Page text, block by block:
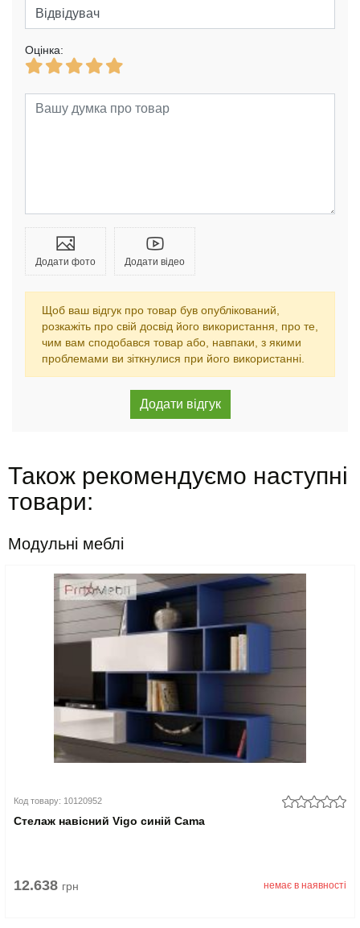
Оцінка:
Додати фото Додати відео
Щоб ваш відгук про товар був опублікований,
розкажіть про свій досвід його використання, про те,
чим вам сподобався товар або, навпаки, з якими
проблемами ви зіткнулися при його використанні.
Також рекомендуємо наступні
товари:
Модульні меблі
Код товару: 10120952
Стелаж навісний Vigo синій Cama
12.638 грн немає в наявності